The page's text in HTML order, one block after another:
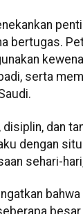
bertugas.
serta
disiplin, dan
dengan
sehari-